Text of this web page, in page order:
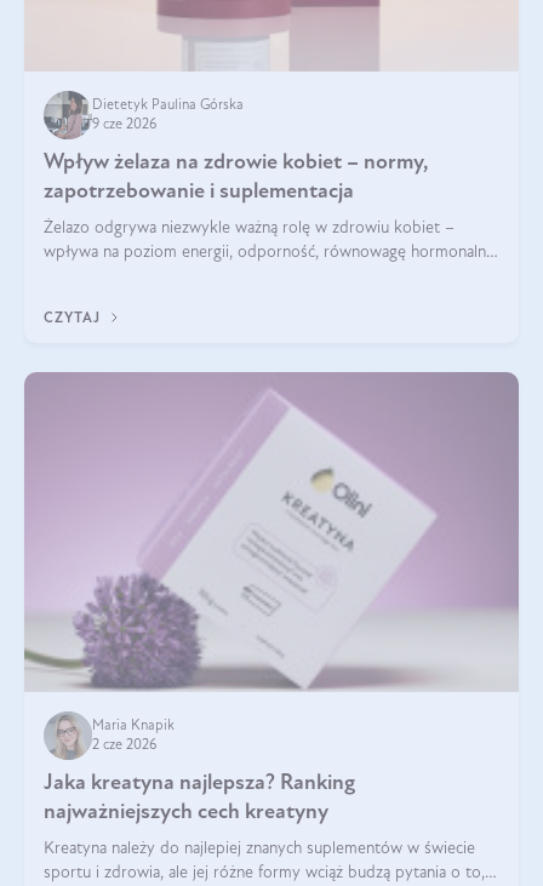
Dietetyk Paulina Górska
9 cze 2026
Wpływ żelaza na zdrowie kobiet – normy,
zapotrzebowanie i suplementacja
Żelazo odgrywa niezwykle ważną rolę w zdrowiu kobiet –
wpływa na poziom energii, odporność, równowagę hormonalną
zawrotów głowy czy problemów z
CZYTAJ
Maria Knapik
2 cze 2026
Jaka kreatyna najlepsza? Ranking
najważniejszych cech kreatyny
Kreatyna należy do najlepiej znanych suplementów w świecie
sportu i zdrowia, ale jej różne formy wciąż budzą pytania o to,